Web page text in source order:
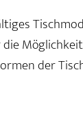
der